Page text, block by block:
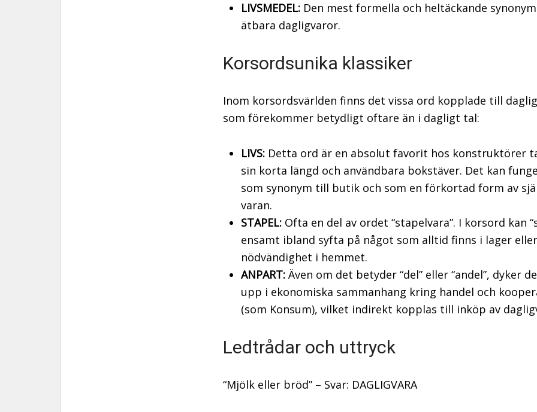
LIVSMEDEL: Den mest formella och heltäckande
ätbara dagligvaror.
Korsordsunika klassiker
Inom korsordsvärlden finns det vissa ord kopplade till
som förekommer betydligt oftare än i dagligt tal:
LIVS: Detta ord är en absolut favorit hos konstruktörer
sin korta längd och användbara bokstäver. Det kan
som synonym till butik och som en förkortad form av
varan.
STAPEL: Ofta en del av ordet “stapelvara”. I korsord kan
ensamt ibland syfta på något som alltid finns i lager
nödvändighet i hemmet.
ANPART: Även om det betyder “del” eller “andel”, dyker
upp i ekonomiska sammanhang kring handel och
(som Konsum), vilket indirekt kopplas till inköp av
Ledtrådar och uttryck
“Mjölk eller bröd” – Svar: DAGLIGVARA